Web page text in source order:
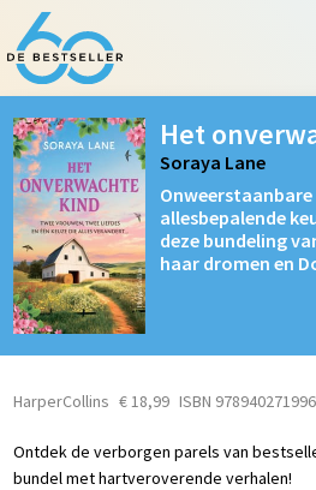
Het
Soraya Lane
allesbepalende
deze bundeling
haar dromen en
HarperCollins € 18,99 ISBN
Ontdek de verborgen parels van
bundel met hartveroverende verhalen!